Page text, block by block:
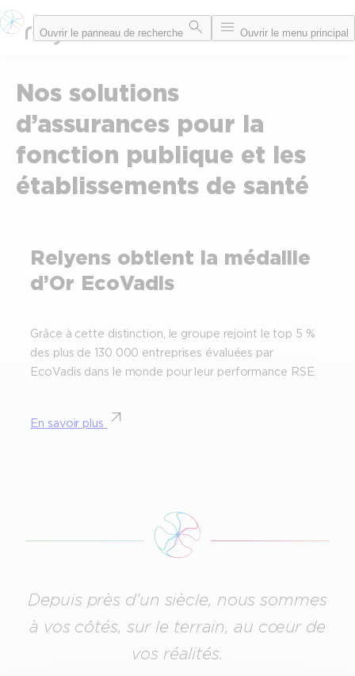
Aller
au
Ouvrir le panneau de recherche Ouvrir le menu principal
Nos solutions
d’assurances pour la
fonction publique et les
établissements de santé
Relyens obtient la médaille
d’Or EcoVadis
Grâce à cette distinction, le groupe rejoint le top 5 %
des plus de 130 000 entreprises évaluées par
EcoVadis dans le monde pour leur performance RSE.
En savoir plus
Depuis près d’un siècle, nous sommes
à vos côtés, sur le terrain, au cœur de
vos réalités.